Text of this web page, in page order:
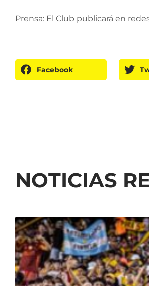
Prensa: El Club publicará en
Facebook
NOTICIAS